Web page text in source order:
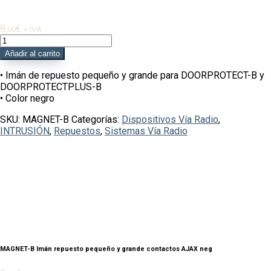
8,00€ + IVA
MAGNET-
B
Imán
repuesto
pequeño
y
contactos
AJAX
Añadir al carrito
• Imán de repuesto pequeño y grande para DOORPROTECT-B y
DOORPROTECTPLUS-B
• Color negro
SKU: MAGNET-B Categorías: Dispositivos Vía Radio,
INTRUSIÓN, Repuestos, Sistemas Vía Radio
MAGNET-B Imán repuesto pequeño y grande contactos AJAX neg